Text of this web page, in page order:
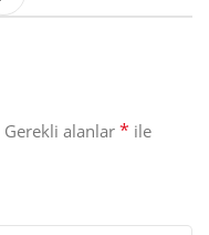
Gerekli alanlar * ile